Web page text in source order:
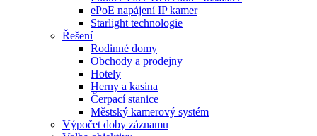
ePoE napájení IP kamer
Starlight technologie
Řešení
Rodinné domy
Obchody a prodejny
Hotely
Herny a kasina
Čerpací stanice
Městský kamerový systém
Výpočet doby záznamu